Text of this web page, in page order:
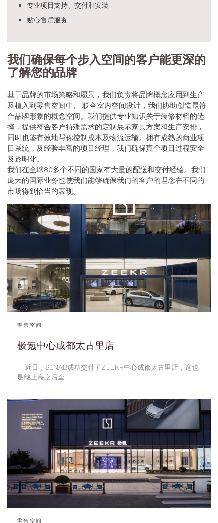
专业项目支持、交付和安装
贴心售后服务
我们确保每个步入空间的客户能更深的
了解您的品牌
基于品牌的市场策略和愿景，我们负责将品牌概念应用到生产
及植入到零售空间中。 联合室内空间设计，我们协助创造最符
合品牌形象的概念空间。我们提供专业知识关于装修材料的选
择，提供符合客户特殊需求的定制展示家具方案和生产安排，
同时也能有效地帮你控制成本及物流运输。拥有成熟的商业项
目系统，及经验丰富的项目经理，我们确保真个项目过程安全
及透明化。
我们在全球80多个不同的国家有大量的配送和交付经验。我们
庞大的国际业务也使我们能够确保我们的客户的理念在不同的
市场得到恰当的表现。
零售空间
极氪中心成都太古里店
近日，SENAB成功交付了ZEEKR中心成都太古里店，这也
是继上海之后全…
零售空间